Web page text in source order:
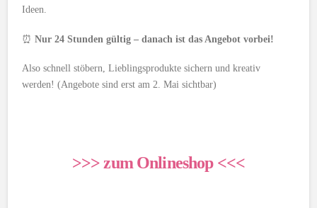
Ideen.
⏰Nur 24 Stunden gültig – danach ist das Angebot vorbei!
Also schnell stöbern, Lieblingsprodukte sichern und kreativ
werden! (Angebote sind erst am 2. Mai sichtbar)
>>> zum Onlineshop <<<